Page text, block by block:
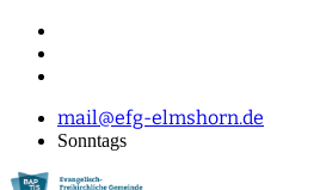
mail@efg-elmshorn.de
Sonntags